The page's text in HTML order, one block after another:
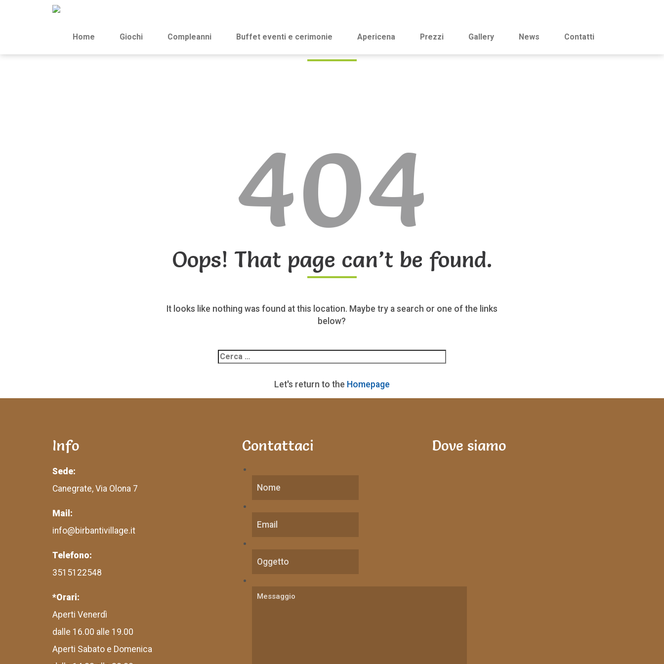
Home Giochi Compleanni Buffet eventi e cerimonie Apericena Prezzi Gallery News Contatti
404
Oops! That page can’t be found.
It looks like nothing was found at this location. Maybe try a search or one of the links
below?
per:
Let's return to the Homepage
Info
Sede:
Canegrate, Via Olona 7
Mail:
info@birbantivillage.it
Telefono:
3515122548
*Orari:
Aperti Venerdì
dalle 16.00 alle 19.00
Aperti Sabato e Domenica
Contattaci Dove siamo